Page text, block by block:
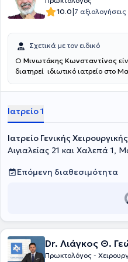
10.0|7 αξιολογήσεις
Σχετικά με τον ειδικό
Ο Μινωτάκης Κωνσταντίνος
διατηρεί ιδιωτικό ιατρείο στο
Αθηνών, στην οποία εισήχθη το
ειδικεύθηκε στη Γενική
Ερυθρού Σταυρού. Υπηρέτησε επί
και Αγγειολογικό Ιατρείο του
Κλινική του Γενικού
"Σωτηρία" και του Γενικού
Διευθυντού. Είναι μέλος σε
ελληνικά και διεθνή συνέδρια.
άριστα εξοπλισμένο με ιατρικά
ιατρικών τους υπηρεσιών.
καλύπτει πλήρως τις ανάγκες
την παραμονή τους ευχάριστη. Ο
Ιατρείο 1
Ιατρείο Γενικής Χειρουργικής
Αιγιαλείας 21 και Χαλεπά 1,
Επόμενη διαθεσιμότητα
Dr. Λιάγκος Θ.
Πρωκτολόγος -